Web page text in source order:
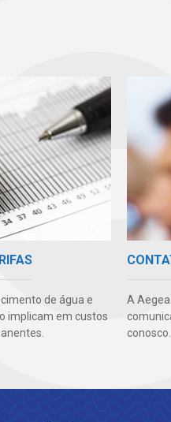
de água e
implicam em custos
A
conosco.